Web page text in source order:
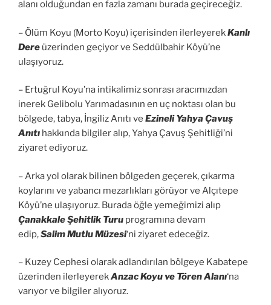
alanı olduğundan en fazla zamanı burada geçireceğiz.
– Ölüm Koyu (Morto Koyu) içerisinden ilerleyerekKanlı
Dere üzerinden geçiyor ve Seddülbahir Köyü’ne
ulaşıyoruz.
– Ertuğrul Koyu’na intikalimiz sonrası aracımızdan
inerek Gelibolu Yarımadasının en uç noktası olan bu
bölgede, tabya, İngiliz Anıtı ve Ezineli Yahya Çavuş
Anıtı hakkında bilgiler alıp, Yahya Çavuş Şehitliği’ni
ziyaret ediyoruz.
– Arka yol olarak bilinen bölgeden geçerek, çıkarma
koylarını ve yabancı mezarlıkları görüyor ve Alçıtepe
Köyü’ne ulaşıyoruz. Burada öğle yemeğimizi alıp
Çanakkale Şehitlik Turu programına devam
edip,Salim Mutlu Müzesi‘ni ziyaret edeceğiz.
– Kuzey Cephesi olarak adlandırılan bölgeye Kabatepe
üzerinden ilerleyerekAnzac Koyu ve Tören Alanı‘na
varıyor ve bilgiler alıyoruz.